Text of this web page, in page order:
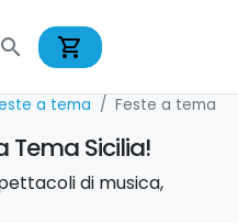
search shopping_cart
a tema Feste a tema
Tema Sicilia!
di musica,